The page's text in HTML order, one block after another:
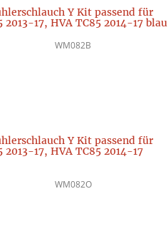
Y Kit passend für
2013-17, HVA TC85 2014-17 blau
WM082B
Y Kit passend für
2013-17, HVA TC85 2014-17
WM082O